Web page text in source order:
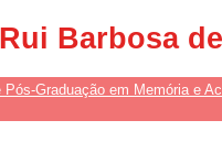
Barbosa
no
temática
Pós-Graduação em Memória e